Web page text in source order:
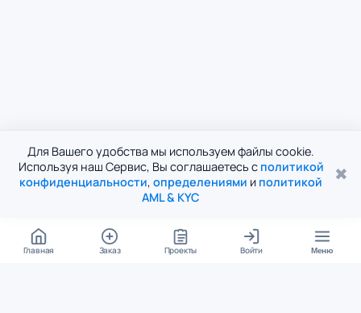
Для Вашего удобства мы используем файлы cookie.
Используя наш Сервис, Вы соглашаетесь с политикой
конфиденциальности, определениями и политикой
AML & KYC
✖
Главная Заказ Проекты Войти Меню